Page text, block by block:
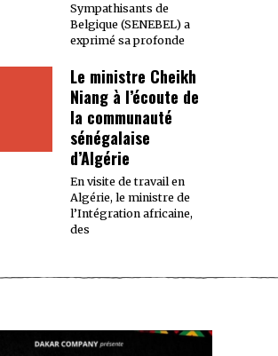
Sympathisants de
Belgique (SENEBEL) a
exprimé sa profonde
Le ministre Cheikh
Niang à l’écoute de
la communauté
sénégalaise
d’Algérie
En visite de travail en
Algérie, le ministre de
l’Intégration africaine,
des